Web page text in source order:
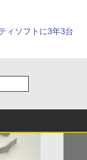
ィソフトに3年3台